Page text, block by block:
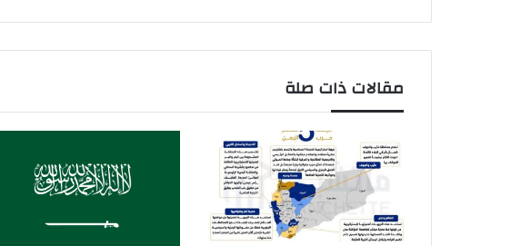
مقالات ذات صلة